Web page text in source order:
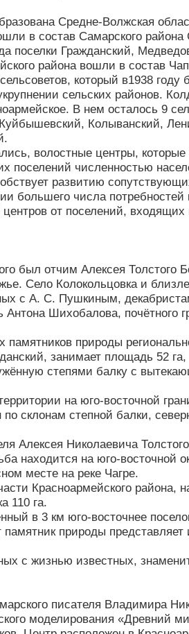
Средне-Волжская
в состав Самарского района
поселки Гражданский,
района вошли в состав
который в1938 году
сельских районов.
В нем осталось 9
Колыванский,
волостные центры,
поселений численностью
развитию
большего числа
от поселений,
был отчим Алексея Толстого
Село Колокольцовка и
с А. С. Пушкиным,
Шихобалова, почётного
природы
занимает площадь 52 га,
степями балку с
на юго-восточной
склонам степной балки,
Алексея Николаевича
находится на юго-восточной
месте на реке Чагре.
Красноармейского района,
110 га.
в 3 км юго-восточнее
природы представляет
с жизнью известных,
писателя Владимира
моделирования «Древний